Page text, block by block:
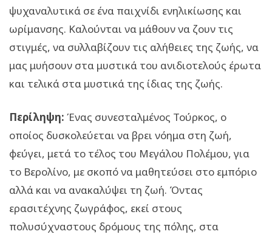
ψυχαναλυτικά σε ένα παιχνίδι ενηλικίωσης και
ωρίμανσης. Καλούνται να μάθουν να ζουν τις
στιγμές, να συλλαβίζουν τις αλήθειες της ζωής, να
μας μυήσουν στα μυστικά του ανιδιοτελούς έρωτα
και τελικά στα μυστικά της ίδιας της ζωής.
Περίληψη: Ένας συνεσταλμένος Τούρκος, ο
οποίος δυσκολεύεται να βρει νόημα στη ζωή,
φεύγει, μετά το τέλος του Μεγάλου Πολέμου, για
το Βερολίνο, με σκοπό να μαθητεύσει στο εμπόριο
αλλά και να ανακαλύψει τη ζωή. Όντας
ερασιτέχνης ζωγράφος, εκεί στους
πολυσύχναστους δρόμους της πόλης, στα